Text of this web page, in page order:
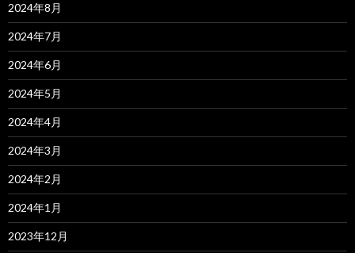
2024年8月
2024年7月
2024年6月
2024年5月
2024年4月
2024年3月
2024年2月
2024年1月
2023年12月